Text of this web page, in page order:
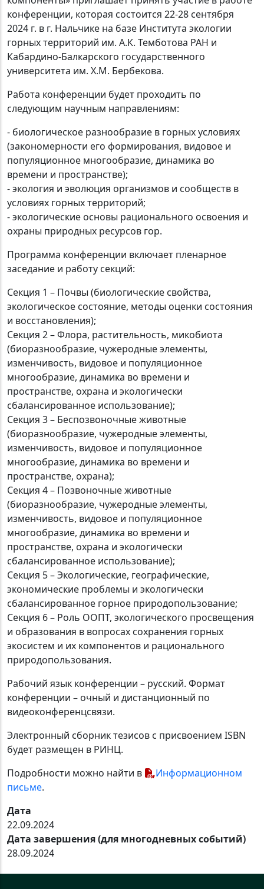
конференции, которая состоится 22-28 сентября
2024 г. в г. Нальчике на базе Института экологии
горных территорий им. А.К. Темботова РАН и
Кабардино-Балкарского государственного
университета им. Х.М. Бербекова.
Работа конференции будет проходить по
следующим научным направлениям:
- биологическое разнообразие в горных условиях
(закономерности его формирования, видовое и
популяционное многообразие, динамика во
времени и пространстве);
- экология и эволюция организмов и сообществ в
условиях горных территорий;
- экологические основы рационального освоения и
охраны природных ресурсов гор.
Программа конференции включает пленарное
заседание и работу секций:
Секция 1 – Почвы (биологические свойства,
экологическое состояние, методы оценки состояния
и восстановления);
Секция 2 – Флора, растительность, микобиота
(биоразнообразие, чужеродные элементы,
изменчивость, видовое и популяционное
многообразие, динамика во времени и
пространстве, охрана и экологически
сбалансированное использование);
Секция 3 – Беспозвоночные животные
(биоразнообразие, чужеродные элементы,
изменчивость, видовое и популяционное
многообразие, динамика во времени и
пространстве, охрана);
Секция 4 – Позвоночные животные
(биоразнообразие, чужеродные элементы,
изменчивость, видовое и популяционное
многообразие, динамика во времени и
пространстве, охрана и экологически
сбалансированное использование);
Секция 5 – Экологические, географические,
экономические проблемы и экологически
сбалансированное горное природопользование;
Секция 6 – Роль ООПТ, экологического просвещения
и образования в вопросах сохранения горных
экосистем и их компонентов и рационального
природопользования.
Рабочий язык конференции – русский. Формат
конференции – очный и дистанционный по
видеоконференцсвязи.
Электронный сборник тезисов с присвоением ISBN
будет размещен в РИНЦ.
Подробности можно найти в
Информационном
письме.
Дата
22.09.2024
Дата завершения (для многодневных событий)
28.09.2024